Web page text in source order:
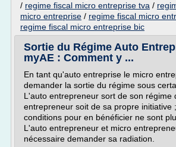
/ regime fiscal micro entreprise tva /
micro entreprise / regime fiscal micro
regime fiscal micro entreprise bic
Sortie du Régime Auto
myAE : Comment y ...
En tant qu'auto entreprise le micro
demander la sortie du régime sous
L'auto entrepreneur sort de son régime
entrepreneur soit de sa propre initiative
conditions pour en bénéficier ne sont
L'auto entrepreneur et micro
nécessaire demander sa radiation.